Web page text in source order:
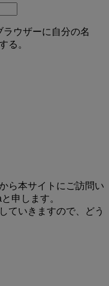
ウザーに自分の名
る。
ら本サイトにご訪問い
申します。
ていきますので、どう